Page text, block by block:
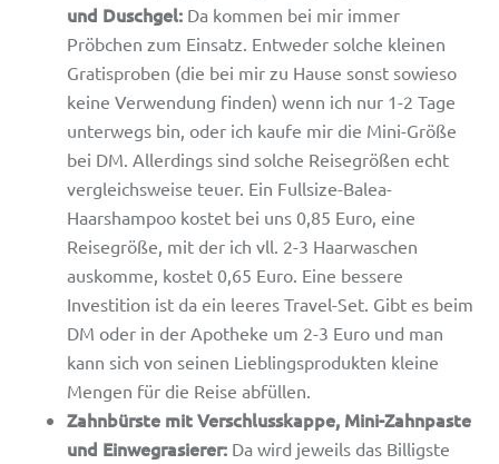
und Duschgel: Da kommen bei mir immer
Pröbchen zum Einsatz. Entweder solche kleinen
Gratisproben (die bei mir zu Hause sonst sowieso
keine Verwendung finden) wenn ich nur 1-2 Tage
unterwegs bin, oder ich kaufe mir die Mini-Größe
bei DM. Allerdings sind solche Reisegrößen echt
vergleichsweise teuer. Ein Fullsize-Balea-
Haarshampoo kostet bei uns 0,85 Euro, eine
Reisegröße, mit der ich vll. 2-3 Haarwaschen
auskomme, kostet 0,65 Euro. Eine bessere
Investition ist da ein leeres Travel-Set. Gibt es beim
DM oder in der Apotheke um 2-3 Euro und man
kann sich von seinen Lieblingsprodukten kleine
Mengen für die Reise abfüllen.
Zahnbürste mit Verschlusskappe, Mini-Zahnpaste
und Einwegrasierer: Da wird jeweils das Billigste